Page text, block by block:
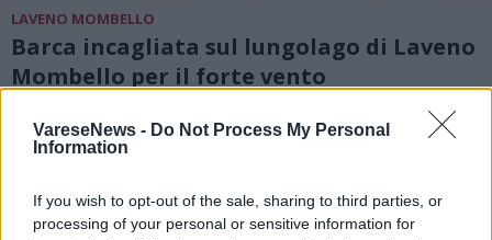
VareseNews - Do Not Process My Personal
Information
If you wish to opt-out of the sale, sharing to third parties, or
processing of your personal or sensitive information for
LAVENO MOMBELLO
Barca incagliata sul lungolago di Laveno
Mombello per il forte vento